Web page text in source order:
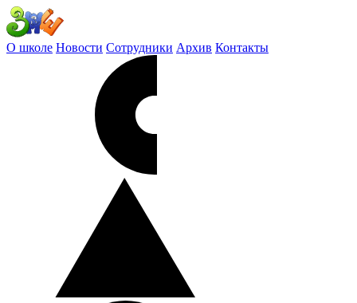
О школе Новости Сотрудники Архив Контакты